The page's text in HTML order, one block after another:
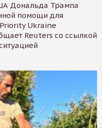
Дональда Трампа
помощи для
Ukraine
Reuters со ссылкой